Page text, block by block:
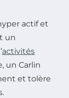
actif et
un
activités
un Carlin
et tolère